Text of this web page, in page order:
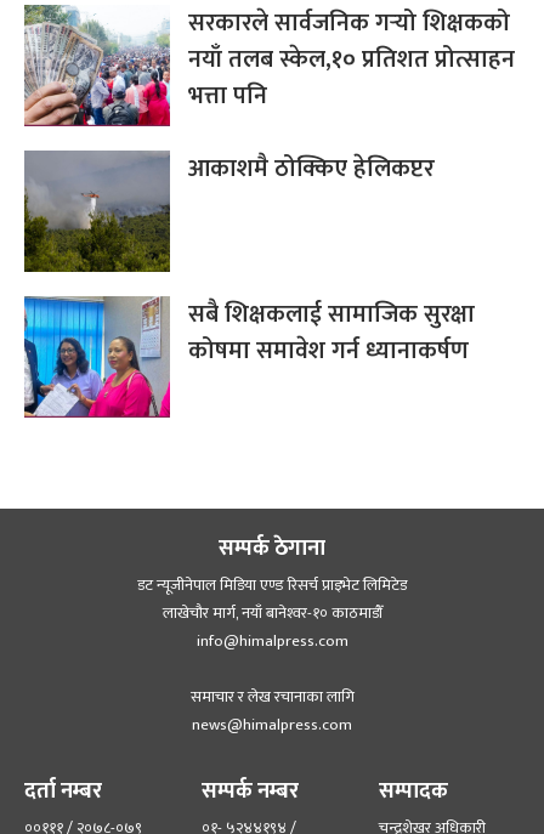
सरकारले सार्वजनिक गर्‍यो शिक्षकको
नयाँ तलब स्केल,१० प्रतिशत प्रोत्साहन
भत्ता पनि
आकाशमै ठोक्किए हेलिकप्टर
सबै शिक्षकलाई सामाजिक सुरक्षा
कोषमा समावेश गर्न ध्यानाकर्षण
सम्पर्क ठेगाना
डट न्यूजीनेपाल मिडिया एण्ड रिसर्च प्राइभेट लिमिटेड
लाखेचौर मार्ग, नयाँ बानेश्‍वर-१० काठमाडौँ
info@himalpress.com
समाचार र लेख रचानाका लागि
news@himalpress.com
दर्ता नम्बर
००१११ / २०७८-०७९
सम्पर्क नम्बर
०१- ५२४४१९४ /
सम्पादक
चन्द्रशेखर अधिकारी